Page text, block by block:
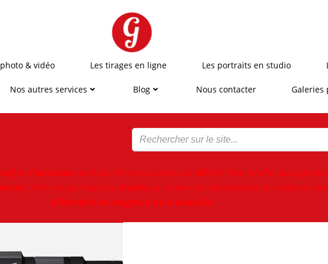
& vidéo Les tirages en ligne Les portraits en studio
Nos autres services Blog Nous contacter Galeries
et d'occasion ainsi que de vous assurer un SAVde 1ere qualité, vous
art, faire vos portraits austudio ou couvrir vos évènements en extérieur
d’identité au magasin ou à domicile